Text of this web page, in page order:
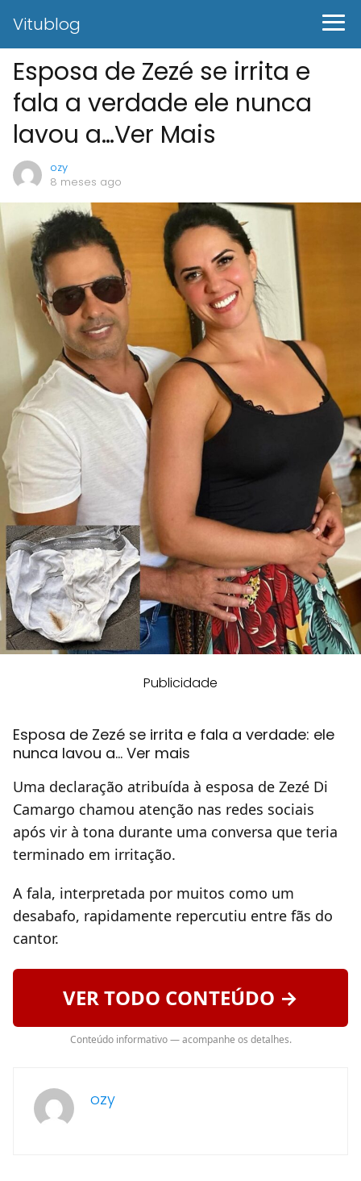
Vitublog
Esposa de Zezé se irrita e
fala a verdade ele nunca
lavou a…Ver Mais
ozy
8 meses ago
Publicidade
Esposa de Zezé se irrita e fala a verdade: ele
nunca lavou a… Ver mais
Uma declaração atribuída à esposa de Zezé Di
Camargo chamou atenção nas redes sociais
após vir à tona durante uma conversa que teria
terminado em irritação.
A fala, interpretada por muitos como um
desabafo, rapidamente repercutiu entre fãs do
cantor.
VER TODO CONTEÚDO →
Conteúdo informativo — acompanhe os detalhes.
ozy